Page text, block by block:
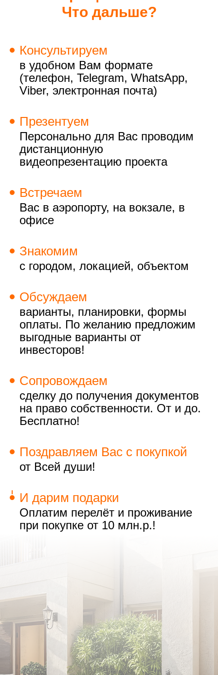
Что дальше?
Консультируем
в удобном Вам формате
(телефон, Telegram, WhatsApp,
Viber, электронная почта)
Презентуем
Персонально для Вас проводим
дистанционную
видеопрезентацию проекта
Встречаем
Вас в аэропорту, на вокзале, в
офисе
Знакомим
с городом, локацией, объектом
Обсуждаем
варианты, планировки, формы
оплаты. По желанию предложим
выгодные варианты от
инвесторов!
Сопровождаем
сделку до получения документов
на право собственности. От и до.
Бесплатно!
Поздравляем Вас с покупкой
от Всей души!
И дарим подарки
Оплатим перелёт и проживание
при покупке от 10 млн.р.!